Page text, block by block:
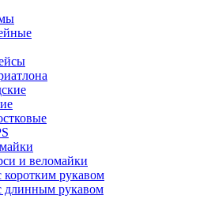
и веломайки
коротким рукавом
длинным рукавом